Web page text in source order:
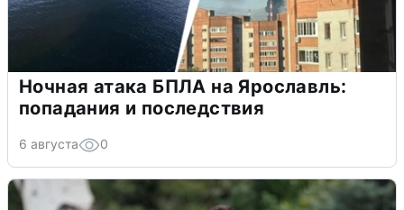
Ночная атака БПЛА на Ярославль:
попадания и последствия
6 августа 0